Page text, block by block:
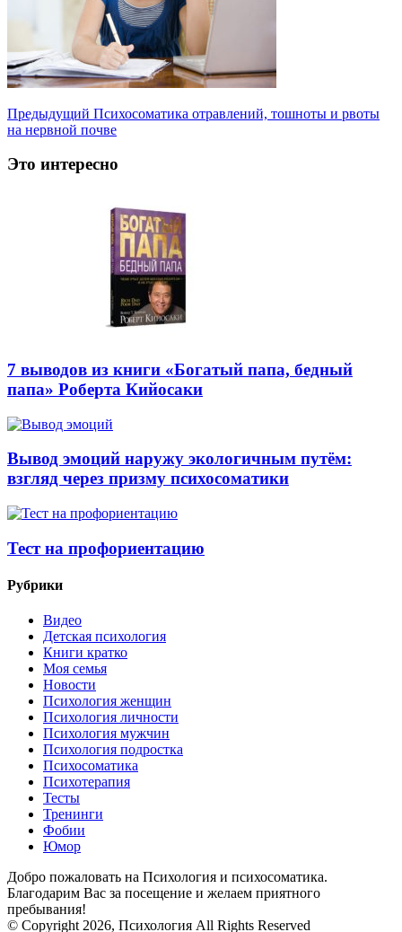
Предыдущий Психосоматика отравлений, тошноты и рвоты
на нервной почве
Это интересно
7 выводов из книги «Богатый папа, бедный
папа» Роберта Кийосаки
Вывод эмоций наружу экологичным путём:
взгляд через призму психосоматики
Тест на профориентацию
Рубрики
Видео
Детская психология
Книги кратко
Моя семья
Новости
Психология женщин
Психология личности
Психология мужчин
Психология подростка
Психосоматика
Психотерапия
Тесты
Тренинги
Фобии
Юмор
Добро пожаловать на Психология и психосоматика.
Благодарим Вас за посещение и желаем приятного
пребывания!
© Copyright 2026, Психология All Rights Reserved